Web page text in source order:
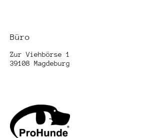
Büro
Zur Viehbörse 1
39108 Magdeburg